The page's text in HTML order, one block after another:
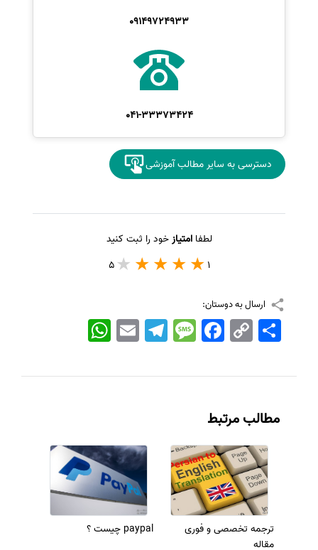
09149724933
041-33373424
دسترسی به سایر مطالب آموزشی
لطفاامتیازخود را ثبت کنید
1
5
ارسال به دوستان:
WhatsApp EmailTelegramMessageFacebook Copy
Link
اشتراک
مطالب مرتبط
ترجمه تخصصی و فوری
مقاله
paypal چیست ؟